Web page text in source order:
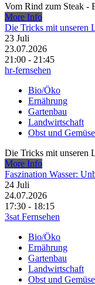
Vom Rind zum Steak -
More Info
Die Tricks mit unseren
23 Juli
23.07.2026
21:00 - 21:45
hr-fernsehen
Bio/Öko
Ernährung
Gartenbau
Landwirtschaft
Obst und Gemüse
Die Tricks mit unseren
More Info
Faszination Wasser:
24 Juli
24.07.2026
17:30 - 18:15
3sat Fernsehen
Bio/Öko
Ernährung
Gartenbau
Landwirtschaft
Obst und Gemüse